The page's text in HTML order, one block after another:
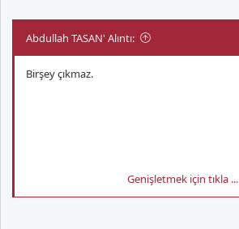
Abdullah TASAN' Alıntı:
Birşey çıkmaz.
Genişletmek için tıkla ...